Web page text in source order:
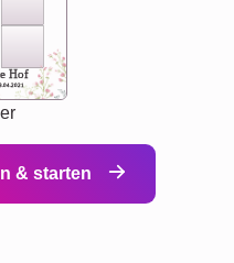
Hof
& starten